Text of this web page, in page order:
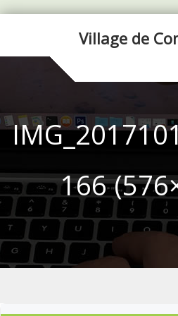
Village de
166
Skip to content